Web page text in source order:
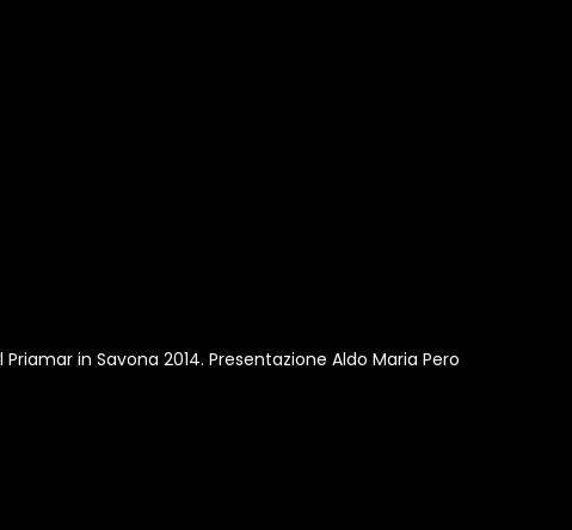
in Savona 2014. Presentazione Aldo Maria Pero